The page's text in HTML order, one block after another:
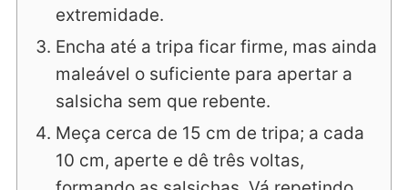
extremidade.
Encha até a tripa ficar firme, mas ainda
maleável o suficiente para apertar a
salsicha sem que rebente.
Meça cerca de 15 cm de tripa; a cada
10 cm, aperte e dê três voltas,